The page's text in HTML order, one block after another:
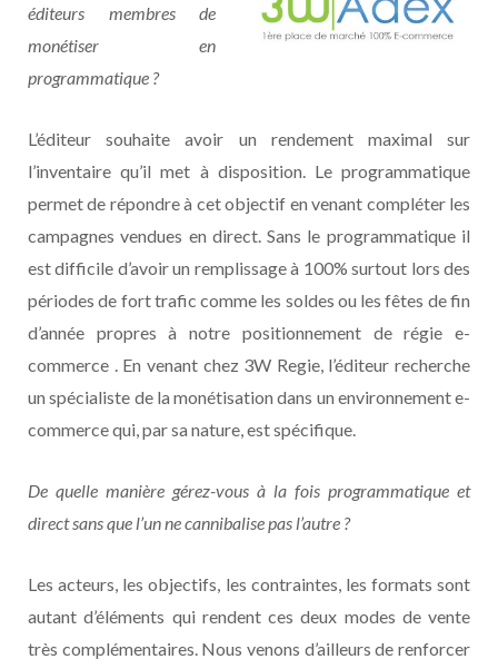
éditeurs membres de
monétiser en
programmatique ?
L’éditeur souhaite avoir un rendement maximal sur
l’inventaire qu’il met à disposition. Le programmatique
permet de répondre à cet objectif en venant compléter les
campagnes vendues en direct. Sans le programmatique il
est difficile d’avoir un remplissage à 100% surtout lors des
périodes de fort trafic comme les soldes ou les fêtes de fin
d’année propres à notre positionnement de régie e-
commerce . En venant chez 3W Regie, l’éditeur recherche
un spécialiste de la monétisation dans un environnement e-
commerce qui, par sa nature, est spécifique.
De quelle manière gérez-vous à la fois programmatique et
direct sans que l’un ne cannibalise pas l’autre ?
Les acteurs, les objectifs, les contraintes, les formats sont
autant d’éléments qui rendent ces deux modes de vente
très complémentaires. Nous venons d’ailleurs de renforcer